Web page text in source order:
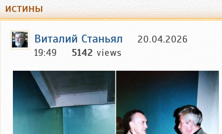
истины
Виталий Станьял
20.04.2026
19:49
5142 views